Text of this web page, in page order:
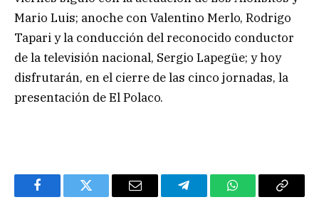
Mario Luis; anoche con Valentino Merlo, Rodrigo
Tapari y la conducción del reconocido conductor
de la televisión nacional, Sergio Lapegüe; y hoy
disfrutarán, en el cierre de las cinco jornadas, la
presentación de El Polaco.
FacebookTwitter Email TelegramWhatsAppCopy